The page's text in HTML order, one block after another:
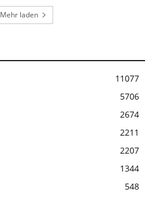
Mehr laden
11077
5706
2674
2211
2207
1344
548